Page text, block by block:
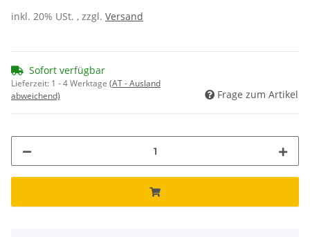
inkl. 20% USt. , zzgl. Versand
Sofort verfügbar
Lieferzeit: 1 - 4 Werktage (AT - Ausland
abweichend)
Frage zum Artikel